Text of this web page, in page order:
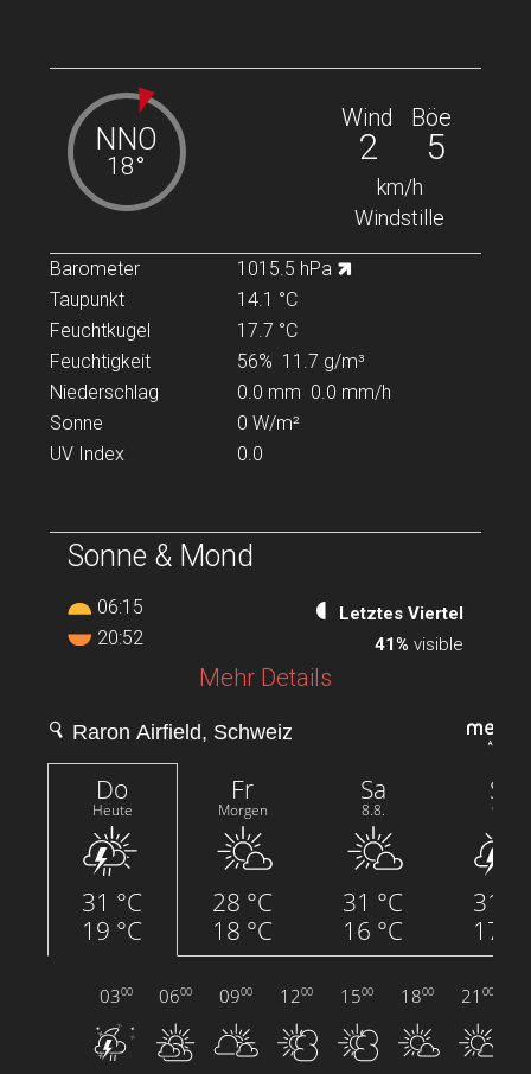
NNO
18°
Wind Böe
2 5
km/h
Windstille
Barometer
1015.5 hPa
Taupunkt
14.1 °C
Feuchtkugel
17.7 °C
Feuchtigkeit
56% 11.7 g/m³
Niederschlag
0.0 mm 0.0 mm/h
Sonne
0 W/m²
UV Index
0.0
Sonne & Mond
06:15
20:52
Letztes Viertel
41% visible
Mehr Details